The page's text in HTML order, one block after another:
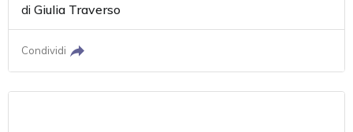
diGiulia Traverso
Condividi